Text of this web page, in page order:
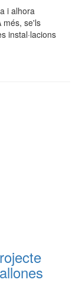
i alhora
més, se'ls
instal·lacions